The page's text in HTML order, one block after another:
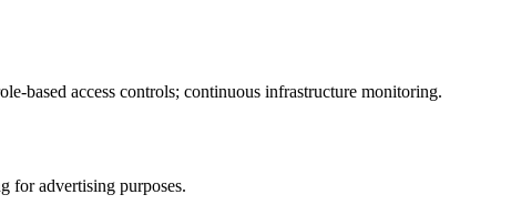
based access controls; continuous infrastructure monitoring.
for advertising purposes.